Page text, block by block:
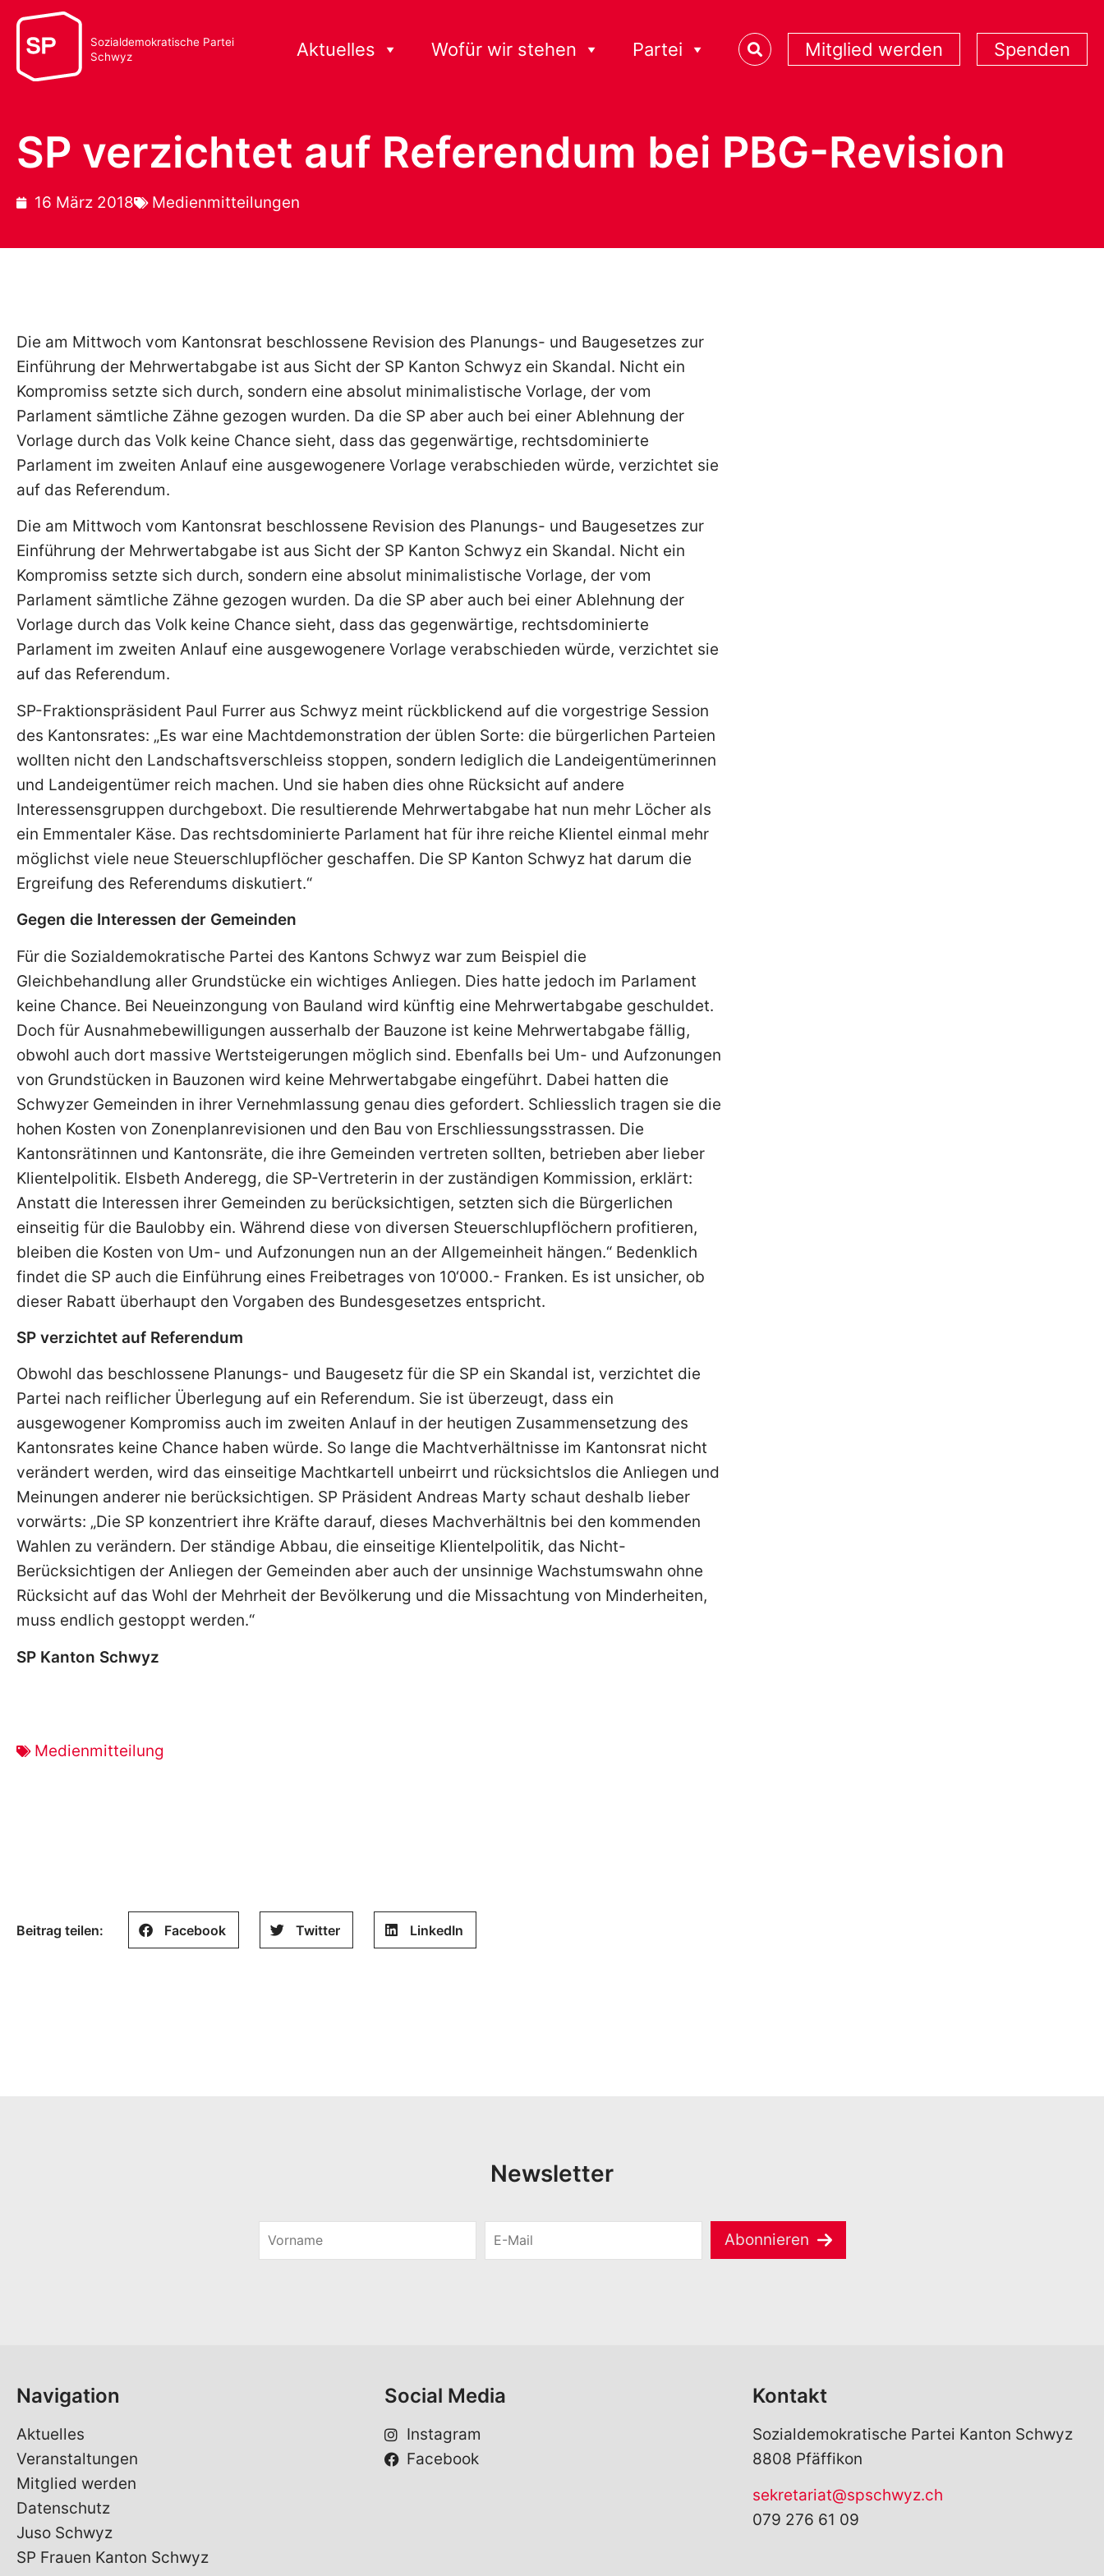
Sozialdemokratische Partei
Schwyz
Aktuelles Wofür wir stehen Partei Mitglied werden Spenden
SP verzichtet auf Referendum bei PBG-Revision
16 März 2018 Medienmitteilungen
Die am Mittwoch vom Kantonsrat beschlossene Revision des Planungs- und Baugesetzes zur
Einführung der Mehrwertabgabe ist aus Sicht der SP Kanton Schwyz ein Skandal. Nicht ein
Kompromiss setzte sich durch, sondern eine absolut minimalistische Vorlage, der vom
Parlament sämtliche Zähne gezogen wurden. Da die SP aber auch bei einer Ablehnung der
Vorlage durch das Volk keine Chance sieht, dass das gegenwärtige, rechtsdominierte
Parlament im zweiten Anlauf eine ausgewogenere Vorlage verabschieden würde, verzichtet sie
auf das Referendum.
Die am Mittwoch vom Kantonsrat beschlossene Revision des Planungs- und Baugesetzes zur
Einführung der Mehrwertabgabe ist aus Sicht der SP Kanton Schwyz ein Skandal. Nicht ein
Kompromiss setzte sich durch, sondern eine absolut minimalistische Vorlage, der vom
Parlament sämtliche Zähne gezogen wurden. Da die SP aber auch bei einer Ablehnung der
Vorlage durch das Volk keine Chance sieht, dass das gegenwärtige, rechtsdominierte
Parlament im zweiten Anlauf eine ausgewogenere Vorlage verabschieden würde, verzichtet sie
auf das Referendum.
SP-Fraktionspräsident Paul Furrer aus Schwyz meint rückblickend auf die vorgestrige Session
des Kantonsrates: „Es war eine Machtdemonstration der üblen Sorte: die bürgerlichen Parteien
wollten nicht den Landschaftsverschleiss stoppen, sondern lediglich die Landeigentümerinnen
und Landeigentümer reich machen. Und sie haben dies ohne Rücksicht auf andere
Interessensgruppen durchgeboxt. Die resultierende Mehrwertabgabe hat nun mehr Löcher als
ein Emmentaler Käse. Das rechtsdominierte Parlament hat für ihre reiche Klientel einmal mehr
möglichst viele neue Steuerschlupflöcher geschaffen. Die SP Kanton Schwyz hat darum die
Ergreifung des Referendums diskutiert.“
Gegen die Interessen der Gemeinden
Für die Sozialdemokratische Partei des Kantons Schwyz war zum Beispiel die
Gleichbehandlung aller Grundstücke ein wichtiges Anliegen. Dies hatte jedoch im Parlament
keine Chance. Bei Neueinzongung von Bauland wird künftig eine Mehrwertabgabe geschuldet.
Doch für Ausnahmebewilligungen ausserhalb der Bauzone ist keine Mehrwertabgabe fällig,
obwohl auch dort massive Wertsteigerungen möglich sind. Ebenfalls bei Um- und Aufzonungen
von Grundstücken in Bauzonen wird keine Mehrwertabgabe eingeführt. Dabei hatten die
Schwyzer Gemeinden in ihrer Vernehmlassung genau dies gefordert. Schliesslich tragen sie die
hohen Kosten von Zonenplanrevisionen und den Bau von Erschliessungsstrassen. Die
Kantonsrätinnen und Kantonsräte, die ihre Gemeinden vertreten sollten, betrieben aber lieber
Klientelpolitik. Elsbeth Anderegg, die SP-Vertreterin in der zuständigen Kommission, erklärt:
Anstatt die Interessen ihrer Gemeinden zu berücksichtigen, setzten sich die Bürgerlichen
einseitig für die Baulobby ein. Während diese von diversen Steuerschlupflöchern profitieren,
bleiben die Kosten von Um- und Aufzonungen nun an der Allgemeinheit hängen.“ Bedenklich
findet die SP auch die Einführung eines Freibetrages von 10‘000.- Franken. Es ist unsicher, ob
dieser Rabatt überhaupt den Vorgaben des Bundesgesetzes entspricht.
SP verzichtet auf Referendum
Obwohl das beschlossene Planungs- und Baugesetz für die SP ein Skandal ist, verzichtet die
Partei nach reiflicher Überlegung auf ein Referendum. Sie ist überzeugt, dass ein
ausgewogener Kompromiss auch im zweiten Anlauf in der heutigen Zusammensetzung des
Kantonsrates keine Chance haben würde. So lange die Machtverhältnisse im Kantonsrat nicht
verändert werden, wird das einseitige Machtkartell unbeirrt und rücksichtslos die Anliegen und
Meinungen anderer nie berücksichtigen. SP Präsident Andreas Marty schaut deshalb lieber
vorwärts: „Die SP konzentriert ihre Kräfte darauf, dieses Machverhältnis bei den kommenden
Wahlen zu verändern. Der ständige Abbau, die einseitige Klientelpolitik, das Nicht-
Berücksichtigen der Anliegen der Gemeinden aber auch der unsinnige Wachstumswahn ohne
Rücksicht auf das Wohl der Mehrheit der Bevölkerung und die Missachtung von Minderheiten,
muss endlich gestoppt werden.“
SP Kanton Schwyz
Medienmitteilung
Beitrag teilen: Facebook Twitter LinkedIn
Newsletter
r
M
Abonnieren
Navigation
Aktuelles
Veranstaltungen
Mitglied werden
Datenschutz
Juso Schwyz
SP Frauen Kanton Schwyz
Social Media
Instagram
Facebook
Kontakt
Sozialdemokratische Partei Kanton Schwyz
8808 Pfäffikon
sekretariat@spschwyz.ch
079 276 61 09